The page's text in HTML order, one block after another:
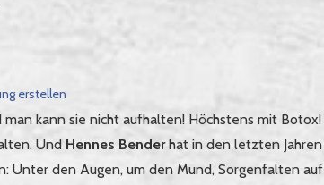
erstellen
kann sie nicht aufhalten! Höchstens mit Botox!
Und Hennes Benderhat in den letzten Jahren
Unter den Augen, um den Mund, Sorgenfalten auf